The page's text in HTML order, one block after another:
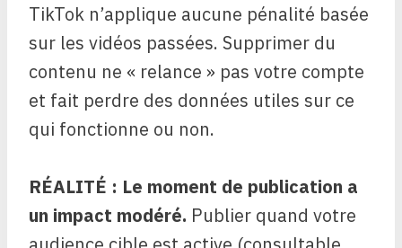
TikTok n’applique aucune pénalité basée
sur les vidéos passées. Supprimer du
contenu ne « relance » pas votre compte
et fait perdre des données utiles sur ce
qui fonctionne ou non.
RÉALITÉ : Le moment de publication a
un impact modéré. Publier quand votre